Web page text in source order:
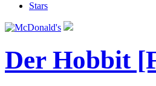
Stars
Der Hobbit